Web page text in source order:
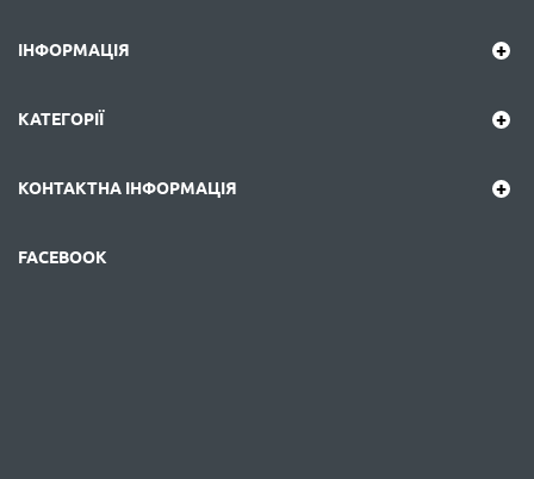
ІНФОРМАЦІЯ
КАТЕГОРІЇ
КОНТАКТНА ІНФОРМАЦІЯ
FACEBOOK